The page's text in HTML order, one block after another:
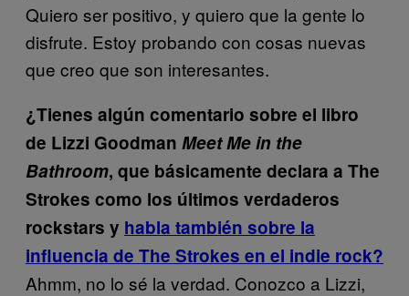
Quiero ser positivo, y quiero que la gente lo
disfrute. Estoy probando con cosas nuevas
que creo que son interesantes.
¿Tienes algún comentario sobre el libro
de Lizzi Goodman Meet Me in the
Bathroom, que básicamente declara a The
Strokes como los últimos verdaderos
rockstars y habla también sobre la
influencia de The Strokes en el indie rock?
Ahmm, no lo sé la verdad. Conozco a Lizzi,